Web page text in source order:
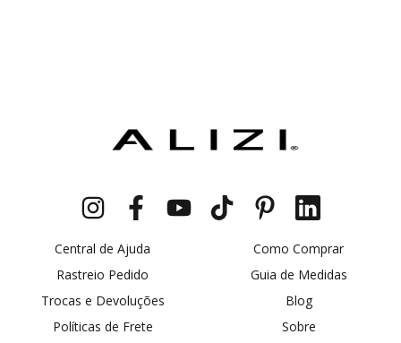
Central de Ajuda
Rastreio Pedido
Trocas e Devoluções
Políticas de Frete
Como Comprar
Guia de Medidas
Blog
Sobre